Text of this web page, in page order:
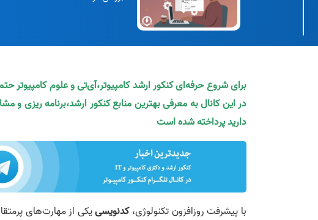
برای شروع حرفه‌ای کنکور ارشد کامپیوتر،آی‌تی و علوم کامپیوتر
در این کانال به معرفی بهترین منابع کنکور ارشد،برنامه ریزی و
دارید پرداخته شده است
با پیشرفت روزافزون تکنولوژی،کدنویسییکی از مهارت‌های